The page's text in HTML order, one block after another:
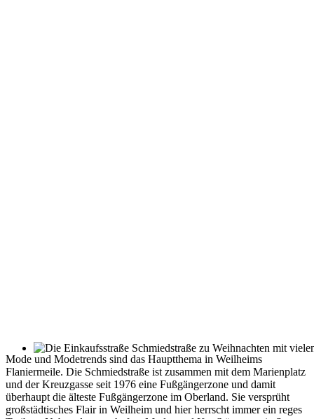
Mode und Modetrends sind das Hauptthema in Weilheims
Flaniermeile. Die Schmiedstraße ist zusammen mit dem Marienplatz
und der Kreuzgasse seit 1976 eine Fußgängerzone und damit
überhaupt die älteste Fußgängerzone im Oberland. Sie versprüht
großstädtisches Flair in Weilheim und hier herrscht immer ein reges